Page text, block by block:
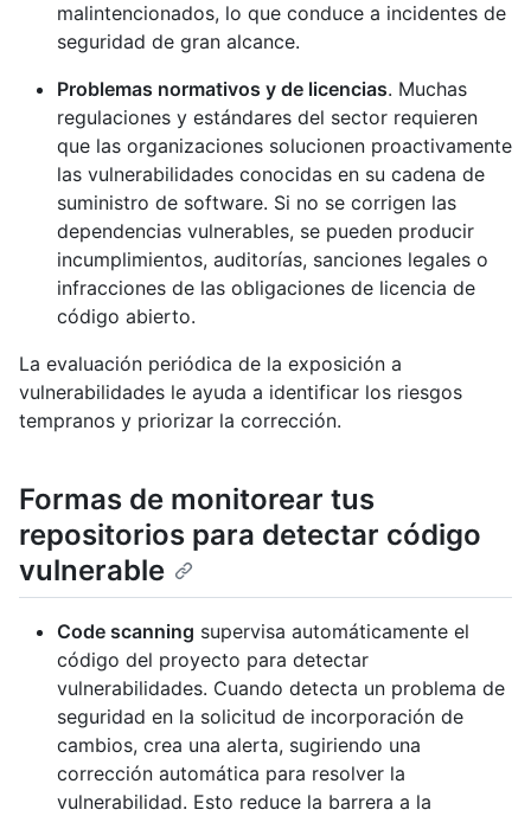
malintencionados, lo que conduce a incidentes de
seguridad de gran alcance.
Problemas normativos y de licencias. Muchas
regulaciones y estándares del sector requieren
que las organizaciones solucionen proactivamente
las vulnerabilidades conocidas en su cadena de
suministro de software. Si no se corrigen las
dependencias vulnerables, se pueden producir
incumplimientos, auditorías, sanciones legales o
infracciones de las obligaciones de licencia de
código abierto.
La evaluación periódica de la exposición a
vulnerabilidades le ayuda a identificar los riesgos
tempranos y priorizar la corrección.
Formas de monitorear tus
repositorios para detectar código
vulnerable
Code scanning supervisa automáticamente el
código del proyecto para detectar
vulnerabilidades. Cuando detecta un problema de
seguridad en la solicitud de incorporación de
cambios, crea una alerta, sugiriendo una
corrección automática para resolver la
vulnerabilidad. Esto reduce la barrera a la